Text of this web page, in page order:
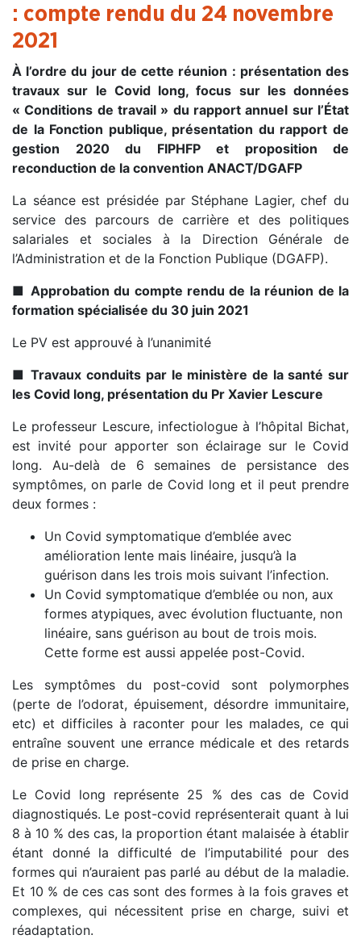
: compte rendu du 24 novembre
2021
À l’ordre du jour de cette réunion : présentation des
travaux sur le Covid long, focus sur les données
« Conditions de travail » du rapport annuel sur l’État
de la Fonction publique, présentation du rapport de
gestion 2020 du FIPHFP et proposition de
reconduction de la convention ANACT/DGAFP
La séance est présidée par Stéphane Lagier, chef du
service des parcours de carrière et des politiques
salariales et sociales à la Direction Générale de
l’Administration et de la Fonction Publique (DGAFP).
■ Approbation du compte rendu de la réunion de la
formation spécialisée du 30 juin 2021
Le PV est approuvé à l’unanimité
■Travaux conduits par le ministère de la santé sur
les Covid long, présentation du Pr Xavier Lescure
Le professeur Lescure, infectiologue à l’hôpital Bichat,
est invité pour apporter son éclairage sur le Covid
long. Au-delà de 6 semaines de persistance des
symptômes, on parle de Covid long et il peut prendre
deux formes :
Un Covid symptomatique d’emblée avec
amélioration lente mais linéaire, jusqu’à la
guérison dans les trois mois suivant l’infection.
Un Covid symptomatique d’emblée ou non, aux
formes atypiques, avec évolution fluctuante, non
linéaire, sans guérison au bout de trois mois.
Cette forme est aussi appelée post-Covid.
Les symptômes du post-covid sont polymorphes
(perte de l’odorat, épuisement, désordre immunitaire,
etc) et difficiles à raconter pour les malades, ce qui
entraîne souvent une errance médicale et des retards
de prise en charge.
Le Covid long représente 25 % des cas de Covid
diagnostiqués. Le post-covid représenterait quant à lui
8 à 10 % des cas, la proportion étant malaisée à établir
étant donné la difficulté de l’imputabilité pour des
formes qui n’auraient pas parlé au début de la maladie.
Et 10 % de ces cas sont des formes à la fois graves et
complexes, qui nécessitent prise en charge, suivi et
réadaptation.